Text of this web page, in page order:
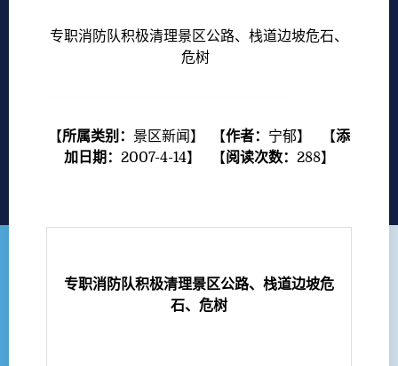
专职消防队积极清理景区公路、栈道边坡危石、
危树
【所属类别： 景区新闻 】 【作者： 宁郁】 【添
加日期： 2007-4-14】 【阅读次数： 288】
专职消防队积极清理景区公路、栈道边坡危
石、危树